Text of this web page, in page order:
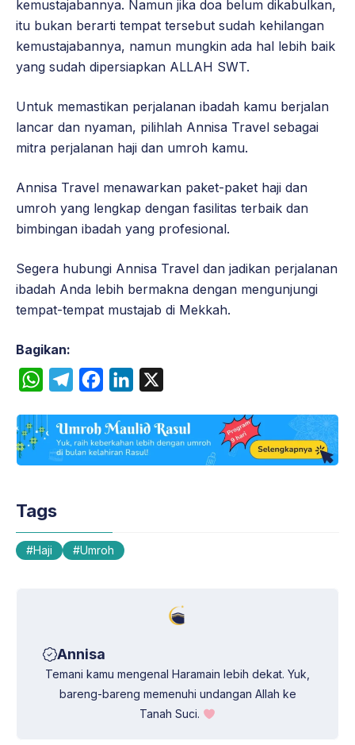
kemustajabannya. Namun jika doa belum dikabulkan,
itu bukan berarti tempat tersebut sudah kehilangan
kemustajabannya, namun mungkin ada hal lebih baik
yang sudah dipersiapkan ALLAH SWT.
Untuk memastikan perjalanan ibadah kamu berjalan
lancar dan nyaman, pilihlah Annisa Travel sebagai
mitra perjalanan haji dan umroh kamu.
Annisa Travel menawarkan paket-paket haji dan
umroh yang lengkap dengan fasilitas terbaik dan
bimbingan ibadah yang profesional.
Segera hubungi Annisa Travel dan jadikan perjalanan
ibadah Anda lebih bermakna dengan mengunjungi
tempat-tempat mustajab di Mekkah.
Bagikan:
W
a
p
p
l
e
m
c
e
k
n
k
Tags
Haji Umroh
Annisa
Temani kamu mengenal Haramain lebih dekat. Yuk,
bareng-bareng memenuhi undangan Allah ke
Tanah Suci.